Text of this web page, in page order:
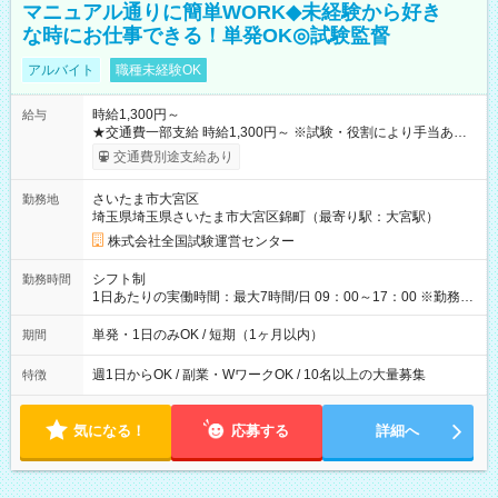
マニュアル通りに簡単WORK◆未経験から好き
な時にお仕事できる！単発OK◎試験監督
アルバイト 職種未経験OK
給与
時給1,300円～
★交通費一部支給 時給1,300円～ ※試験・役割により手当あり
※勤務回数により昇給あり 【即給（前払い）オプションあ
り！】 希望される場合、勤務から1週間ほどで給与の一部を受け
例】 ・河合塾模擬試験 8:30～17:30（休憩1時間） 時給1,300円
×8時間＝日収10,400円＋交通費 ※当日の役割により時給＋100
円の場合あり ・国家試験 7:00～13:30（休憩なし） 時給1,300
円（役割手当＋100円）×6時間＝日収8,400円＋交通費 【試用期
間】試用期間なし
交通費別途支給あり
勤務地
さいたま市大宮区
埼玉県埼玉県さいたま市大宮区錦町（最寄り駅：大宮駅）
株式会社全国試験運営センター
勤務時間
シフト制
1日あたりの実働時間：最大7時間/日 09：00～17：00 ※勤務時
間は 試験により異なります。
期間 単発・1日のみOK / 短期（1ヶ月以内）
特徴 週1日からOK / 副業・WワークOK / 10名以上の大量募集
気になる！ 応募する 詳細へ